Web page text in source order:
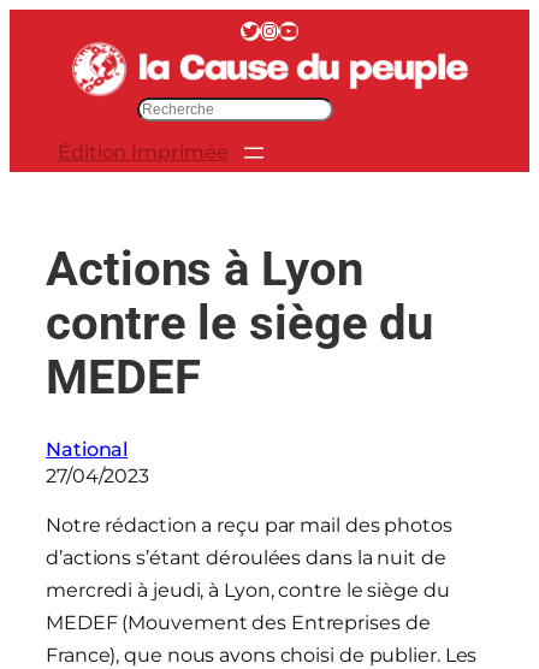
contenu
Twitter InstagramYouTube
c
e
Édition Imprimée
Actions à Lyon
contre le siège du
MEDEF
National
27/04/2023
Notre rédaction a reçu par mail des photos
d’actions s’étant déroulées dans la nuit de
mercredi à jeudi, à Lyon, contre le siège du
MEDEF (Mouvement des Entreprises de
France), que nous avons choisi de publier. Les